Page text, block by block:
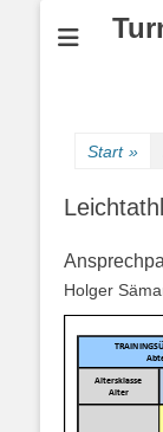
Start »
Holger